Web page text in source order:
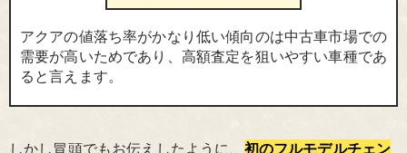
アクアの値落ち率がかなり低い傾向のは中古車市場での
需要が高いためであり、高額査定を狙いやすい車種であ
ると言えます。
しかし冒頭でもお伝えしたように、 初のフルモデルチェン